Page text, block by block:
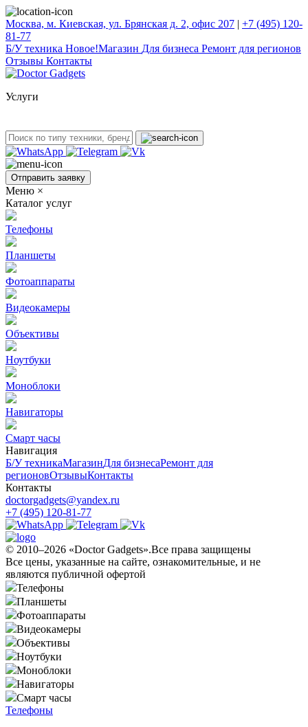
Москва, м. Киевская, ул. Брянская д. 2, офис 207 | +7 (495) 120-
81-77
Б/У техникa Новое!Магазин Для бизнеса Ремонт для регионов
Отзывы Контакты
Услуги
Отправить заявку
Меню ×
Каталог услуг
Телефоны
Планшеты
Фотоаппараты
Видеокамеры
Объективы
Ноутбуки
Моноблоки
Навигаторы
Смарт часы
Навигация
Б/У техникaМагазинДля бизнесаРемонт для
регионовОтзывыКонтакты
Контакты
doctorgadgets@yandex.ru
+7 (495) 120-81-77
© 2010–2026 «Doctor Gadgets».Все права защищены
Все цены, указанные на сайте, ознакомительные, и не
являются публичной офертой
Телефоны
Планшеты
Фотоаппараты
Видеокамеры
Объективы
Ноутбуки
Моноблоки
Навигаторы
Смарт часы
Телефоны